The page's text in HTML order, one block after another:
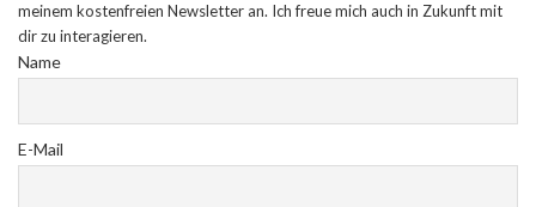
meinem kostenfreien Newsletter an. Ich freue mich auch in Zukunft mit
dir zu interagieren.
Name
E-Mail